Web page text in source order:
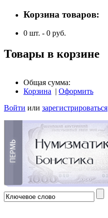
Корзина товаров:
0 шт. - 0 руб.
Товары в корзине
Общая сумма:
Корзина | Оформить
Войти или зарегистрироваться